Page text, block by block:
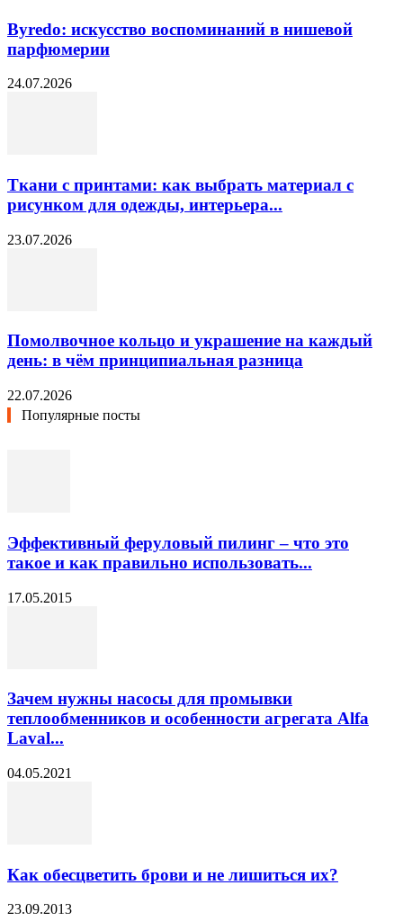
Byredo: искусство воспоминаний в нишевой
парфюмерии
24.07.2026
Ткани с принтами: как выбрать материал с
рисунком для одежды, интерьера...
23.07.2026
Помолвочное кольцо и украшение на каждый
день: в чём принципиальная разница
22.07.2026
Популярные посты
Эффективный феруловый пилинг – что это
такое и как правильно использовать...
17.05.2015
Зачем нужны насосы для промывки
теплообменников и особенности агрегата Alfa
Laval...
04.05.2021
Как обесцветить брови и не лишиться их?
23.09.2013